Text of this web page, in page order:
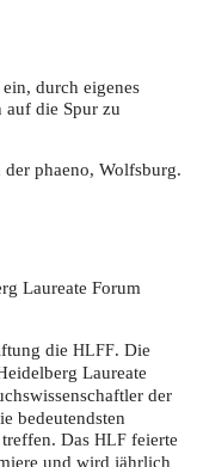
durch eigenes
auf die Spur zu
phaeno, Wolfsburg.
Laureate Forum
die HLFF. Die
Laureate
der
bedeutendsten
Das HLF feierte
und wird jährlich